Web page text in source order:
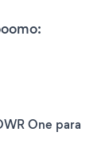
One para